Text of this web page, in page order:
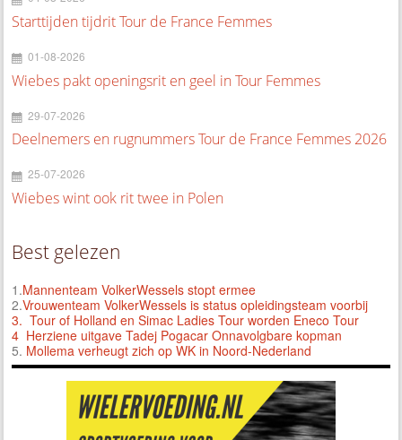
Starttijden tijdrit Tour de France Femmes
01-08-2026
Wiebes pakt openingsrit en geel in Tour Femmes
29-07-2026
Deelnemers en rugnummers Tour de France Femmes 2026
25-07-2026
Wiebes wint ook rit twee in Polen
Best gelezen
1.Mannenteam VolkerWessels stopt ermee
2.Vrouwenteam VolkerWessels is status opleidingsteam voorbij
3. Tour of Holland en Simac Ladies Tour worden Eneco Tour
4 Herziene uitgave Tadej Pogacar Onnavolgbare kopman
5. Mollema verheugt zich op WK in Noord-Nederland